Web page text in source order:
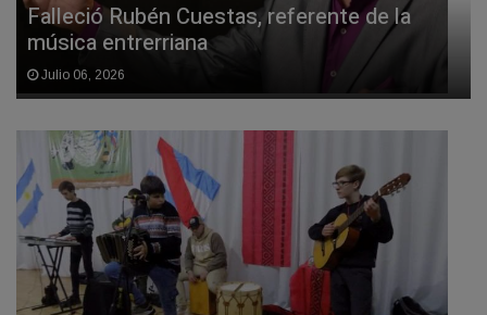
Falleció Rubén Cuestas, referente de la
música entrerriana
Julio 06, 2026